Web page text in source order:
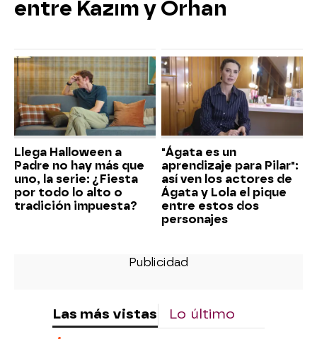
entre Kazım y Orhan
Llega Halloween a
Padre no hay más que
uno, la serie: ¿Fiesta
por todo lo alto o
tradición impuesta?
"Ágata es un
aprendizaje para Pilar":
así ven los actores de
Ágata y Lola el pique
entre estos dos
personajes
Las más vistas Lo último